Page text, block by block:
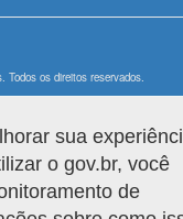
Todos os direitos reservados.
sua
o gov.br, você
de